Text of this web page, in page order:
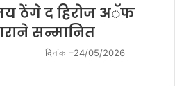
ठेंगे द हिरोज अॅफ
सन्मानित
दिनांक –24/05/2026